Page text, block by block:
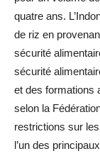
quatre ans.
de riz en
sécurité
sécurité
et des formations
selon la
restrictions sur
l’un des